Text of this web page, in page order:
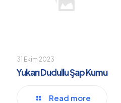
31 Ekim 2023
Yukarı Dudullu Şap Kumu
Read more